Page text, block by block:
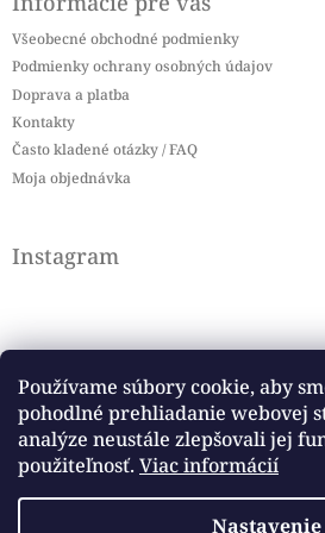
Používame súbory cookie, aby
pohodlné prehliadanie webovej
analýze neustále zlepšovali jej
použiteľnosť. Viac informácií
Nastavenie
Všeobecné obchodné podmienky
Podmienky ochrany osobných údajov
Doprava a platba
Kontakty
Často kladené otázky / FAQ
Moja objednávka
Instagram
Sledovať na Instagrame
Facebook